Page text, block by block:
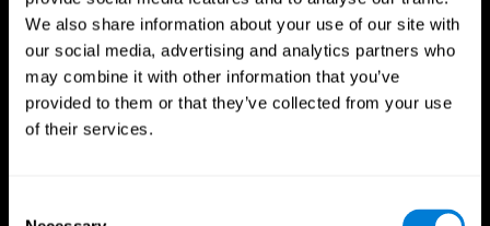
We also share information about your use of our site with
our social media, advertising and analytics partners who
may combine it with other information that you’ve
provided to them or that they’ve collected from your use
of their services.